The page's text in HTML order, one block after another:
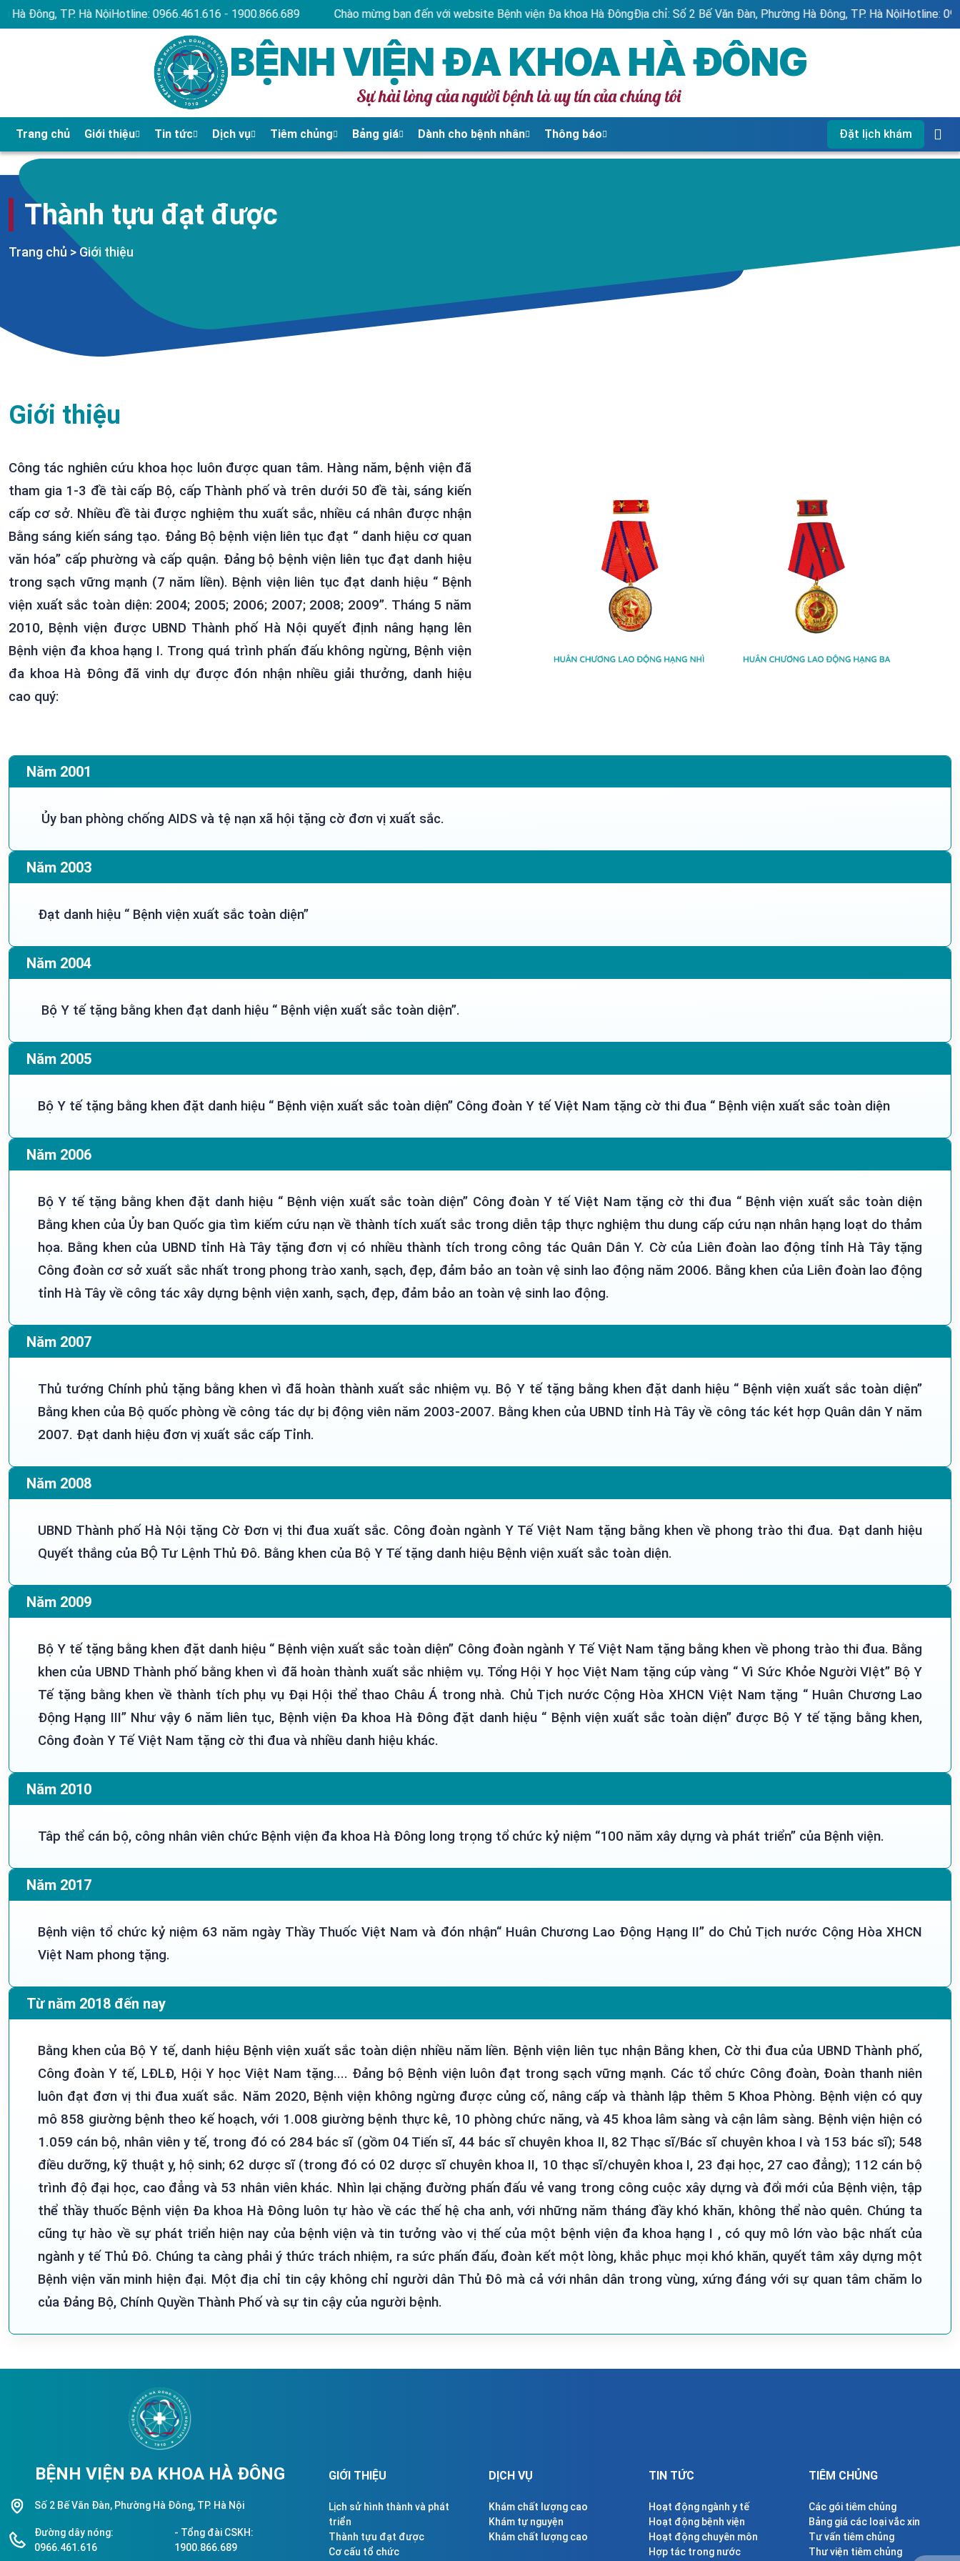
NộiHotline: 0966.461.616 - 1900.866.689 Chào mừng bạn đến với website Bệnh viện Đa khoa Hà ĐôngĐịa chỉ: Số 2 Bế Văn Đàn, Phường Hà Đông, TP. Hà NộiHotline: 0966.461.616 -
BỆNH VIỆN ĐA KHOA HÀ ĐÔNG
Sự hài lòng của người bệnh là uy tín của chúng tôi
Trang chủ Giới thiệu Tin tức Dịch vụ Tiêm chủng Bảng giá Dành cho bệnh nhân Thông báo Đặt lịch khám
Thành tựu đạt được
Trang chủ > Giới thiệu
Giới thiệu
Công tác nghiên cứu khoa học luôn được quan tâm. Hàng năm, bệnh viện đã
tham gia 1-3 đề tài cấp Bộ, cấp Thành phố và trên dưới 50 đề tài, sáng kiến
cấp cơ sở. Nhiều đề tài được nghiệm thu xuất sắc, nhiều cá nhân được nhận
Bằng sáng kiến sáng tạo. Đảng Bộ bệnh viện liên tục đạt “ danh hiệu cơ quan
văn hóa” cấp phường và cấp quận. Đảng bộ bệnh viện liên tục đạt danh hiệu
trong sạch vững mạnh (7 năm liền). Bệnh viện liên tục đạt danh hiệu “ Bệnh
viện xuất sắc toàn diện: 2004; 2005; 2006; 2007; 2008; 2009”. Tháng 5 năm
2010, Bệnh viện được UBND Thành phố Hà Nội quyết định nâng hạng lên
Bệnh viện đa khoa hạng I. Trong quá trình phấn đấu không ngừng, Bệnh viện
đa khoa Hà Đông đã vinh dự được đón nhận nhiều giải thưởng, danh hiệu
cao quý:
Năm 2001
Ủy ban phòng chống AIDS và tệ nạn xã hội tặng cờ đơn vị xuất sắc.
Năm 2003
Đạt danh hiệu “ Bệnh viện xuất sắc toàn diện”
Năm 2004
Bộ Y tế tặng bằng khen đạt danh hiệu “ Bệnh viện xuất sắc toàn diện”.
Năm 2005
Bộ Y tế tặng bằng khen đặt danh hiệu “ Bệnh viện xuất sắc toàn diện” Công đoàn Y tế Việt Nam tặng cờ thi đua “ Bệnh viện xuất sắc toàn diện
Năm 2006
Bộ Y tế tặng bằng khen đặt danh hiệu “ Bệnh viện xuất sắc toàn diện” Công đoàn Y tế Việt Nam tặng cờ thi đua “ Bệnh viện xuất sắc toàn diện
Bằng khen của Ủy ban Quốc gia tìm kiếm cứu nạn về thành tích xuất sắc trong diễn tập thực nghiệm thu dung cấp cứu nạn nhân hạng loạt do thảm
họa. Bằng khen của UBND tỉnh Hà Tây tặng đơn vị có nhiều thành tích trong công tác Quân Dân Y. Cờ của Liên đoàn lao động tỉnh Hà Tây tặng
Công đoàn cơ sở xuất sắc nhất trong phong trào xanh, sạch, đẹp, đảm bảo an toàn vệ sinh lao động năm 2006. Bằng khen của Liên đoàn lao động
tỉnh Hà Tây về công tác xây dựng bệnh viện xanh, sạch, đẹp, đảm bảo an toàn vệ sinh lao động.
Năm 2007
Thủ tướng Chính phủ tặng bằng khen vì đã hoàn thành xuất sắc nhiệm vụ. Bộ Y tế tặng bằng khen đặt danh hiệu “ Bệnh viện xuất sắc toàn diện”
Bằng khen của Bộ quốc phòng về công tác dự bị động viên năm 2003-2007. Bằng khen của UBND tỉnh Hà Tây về công tác két hợp Quân dân Y năm
2007. Đạt danh hiệu đơn vị xuất sắc cấp Tỉnh.
Năm 2008
UBND Thành phố Hà Nội tặng Cờ Đơn vị thi đua xuất sắc. Công đoàn ngành Y Tế Việt Nam tặng bằng khen về phong trào thi đua. Đạt danh hiệu
Quyết thắng của BỘ Tư Lệnh Thủ Đô. Bằng khen của Bộ Y Tế tặng danh hiệu Bệnh viện xuất sắc toàn diện.
Năm 2009
Bộ Y tế tặng bằng khen đặt danh hiệu “ Bệnh viện xuất sắc toàn diện” Công đoàn ngành Y Tế Việt Nam tặng bằng khen về phong trào thi đua. Bằng
khen của UBND Thành phố bằng khen vì đã hoàn thành xuất sắc nhiệm vụ. Tổng Hội Y học Việt Nam tặng cúp vàng “ Vì Sức Khỏe Người VIệt” Bộ Y
Tế tặng bằng khen về thành tích phụ vụ Đại Hội thể thao Châu Á trong nhà. Chủ Tịch nước Cộng Hòa XHCN Việt Nam tặng “ Huân Chương Lao
Động Hạng III” Như vậy 6 năm liên tục, Bệnh viện Đa khoa Hà Đông đặt danh hiệu “ Bệnh viện xuất sắc toàn diện” được Bộ Y tế tặng bằng khen,
Công đoàn Y Tế Việt Nam tặng cờ thi đua và nhiều danh hiệu khác.
Năm 2010
Tâp thể cán bộ, công nhân viên chức Bệnh viện đa khoa Hà Đông long trọng tổ chức kỷ niệm “100 năm xây dựng và phát triển” của Bệnh viện.
Năm 2017
Bệnh viện tổ chức kỷ niệm 63 năm ngày Thầy Thuốc Việt Nam và đón nhận“ Huân Chương Lao Động Hạng II” do Chủ Tịch nước Cộng Hòa XHCN
Việt Nam phong tặng.
Từ năm 2018 đến nay
Bằng khen của Bộ Y tế, danh hiệu Bệnh viện xuất sắc toàn diện nhiều năm liền. Bệnh viện liên tục nhận Bằng khen, Cờ thi đua của UBND Thành phố,
Công đoàn Y tế, LĐLĐ, Hội Y học Việt Nam tặng.... Đảng bộ Bệnh viện luôn đạt trong sạch vững mạnh. Các tổ chức Công đoàn, Đoàn thanh niên
luôn đạt đơn vị thi đua xuất sắc. Năm 2020, Bệnh viện không ngừng được củng cố, nâng cấp và thành lập thêm 5 Khoa Phòng. Bệnh viện có quy
mô 858 giường bệnh theo kế hoạch, với 1.008 giường bệnh thực kê, 10 phòng chức năng, và 45 khoa lâm sàng và cận lâm sàng. Bệnh viện hiện có
1.059 cán bộ, nhân viên y tế, trong đó có 284 bác sĩ (gồm 04 Tiến sĩ, 44 bác sĩ chuyên khoa II, 82 Thạc sĩ/Bác sĩ chuyên khoa I và 153 bác sĩ); 548
điều dưỡng, kỹ thuật y, hộ sinh; 62 dược sĩ (trong đó có 02 dược sĩ chuyên khoa II, 10 thạc sĩ/chuyên khoa I, 23 đại học, 27 cao đẳng); 112 cán bộ
trình độ đại học, cao đẳng và 53 nhân viên khác. Nhìn lại chặng đường phấn đấu vẻ vang trong công cuộc xây dựng và đổi mới của Bệnh viện, tập
thể thầy thuốc Bệnh viện Đa khoa Hà Đông luôn tự hào về các thế hệ cha anh, với những năm tháng đầy khó khăn, không thể nào quên. Chúng ta
cũng tự hào về sự phát triển hiện nay của bệnh viện và tin tưởng vào vị thế của một bệnh viện đa khoa hạng I , có quy mô lớn vào bậc nhất của
ngành y tế Thủ Đô. Chúng ta càng phải ý thức trách nhiệm, ra sức phấn đấu, đoàn kết một lòng, khắc phục mọi khó khăn, quyết tâm xây dựng một
Bệnh viện văn minh hiện đại. Một địa chỉ tin cậy không chỉ người dân Thủ Đô mà cả với nhân dân trong vùng, xứng đáng với sự quan tâm chăm lo
của Đảng Bộ, Chính Quyền Thành Phố và sự tin cậy của người bệnh.
BỆNH VIỆN ĐA KHOA HÀ ĐÔNG
Số 2 Bế Văn Đàn, Phường Hà Đông, TP. Hà Nội
Đường dây nóng:
0966.461.616
- Tổng đài CSKH:
1900.866.689
GIỚI THIỆU
Lịch sử hình thành và phát
triển
Thành tựu đạt được
Cơ cấu tổ chức
DỊCH VỤ
Khám chất lượng cao
Khám tự nguyện
Khám chất lượng cao
TIN TỨC
Hoạt động ngành y tế
Hoạt động bệnh viện
Hoạt động chuyên môn
Hợp tác trong nước
TIÊM CHỦNG
Các gói tiêm chủng
Bảng giá các loại vắc xin
Tư vấn tiêm chủng
Thư viện tiêm chủng